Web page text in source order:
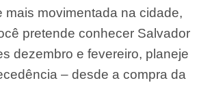
mais movimentada na cidade,
pretende conhecer Salvador
dezembro e fevereiro, planeje
– desde a compra da